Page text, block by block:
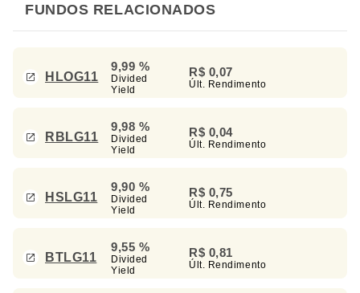
FUNDOS RELACIONADOS
HLOG11
9,99 %
Divided
Yield
R$ 0,07
Últ. Rendimento
RBLG11
9,98 %
Divided
Yield
R$ 0,04
Últ. Rendimento
HSLG11
9,90 %
Divided
Yield
R$ 0,75
Últ. Rendimento
BTLG11
9,55 %
Divided
Yield
R$ 0,81
Últ. Rendimento